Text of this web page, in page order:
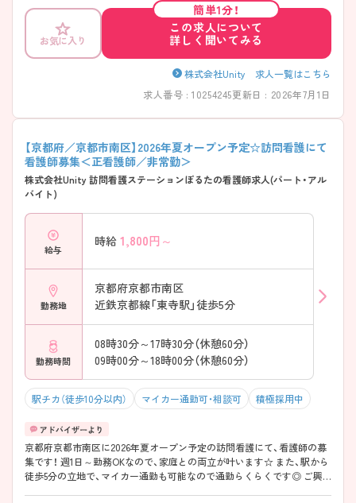
お気に入り
簡単1分！
この求人について
詳しく聞いてみる
株式会社Unity 求人一覧はこちら
求人番号 : 10254245更新日 : 2026年7月1日
【京都府／京都市南区】2026年夏オープン予定☆訪問看護にて
看護師募集＜正看護師／非常勤＞
株式会社Unity 訪問看護ステーションぽるたの看護師求人(パート・アル
バイト)
給与
時給 1,800円～
勤務地
京都府京都市南区
近鉄京都線「東寺駅」徒歩5分
勤務時間
08時30分～17時30分（休憩60分）
09時00分～18時00分（休憩60分）
駅チカ（徒歩10分以内） マイカー通勤可・相談可 積極採用中
京都府京都市南区に2026年夏オープン予定の訪問看護にて、看護師の募
集です！ 週1日～勤務OKなので、家庭との両立が叶います☆ また、駅から
徒歩5分の立地で、マイカー通勤も可能なので通勤らくらくです◎ ご興